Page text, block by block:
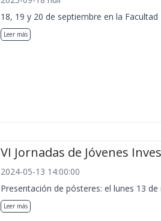
18, 19 y 20 de septiembre en la Facultad
Leer más
VI Jornadas de Jóvenes
2024-05-13 14:00:00
Presentación de pósteres: el lunes 13 de
Leer más